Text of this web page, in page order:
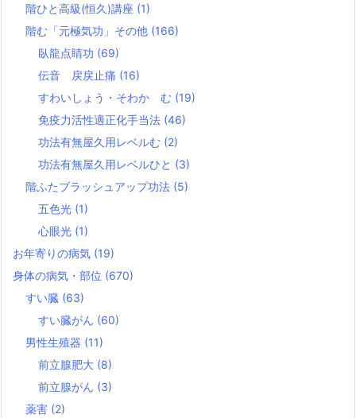
階ひと高級(恒久)講座 (1)
階む「元極気功」その他 (166)
臥龍点睛功 (69)
伝音 戻戻止痛 (16)
すわいしょう・そわか む (19)
免疫力活性適正化手当法 (46)
功法有無屋久用レベルむ (2)
功法有無屋久用レベルひと (3)
階ふたブラッシュアップ功法 (5)
五色光 (1)
心眼光 (1)
お年寄りの病気 (19)
身体の病気・部位 (670)
すい臓 (63)
すい臓がん (60)
男性生殖器 (11)
前立腺肥大 (8)
前立腺がん (3)
薬害 (2)